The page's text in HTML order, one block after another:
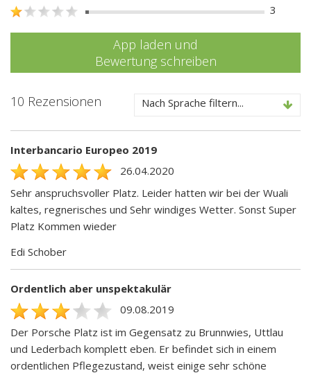
3
App laden und
Bewertung schreiben
10 Rezensionen Nach Sprache filtern...
Interbancario Europeo 2019
26.04.2020
Sehr anspruchsvoller Platz. Leider hatten wir bei der Wuali
kaltes, regnerisches und Sehr windiges Wetter. Sonst Super
Platz Kommen wieder
Edi Schober
Ordentlich aber unspektakulär
09.08.2019
Der Porsche Platz ist im Gegensatz zu Brunnwies, Uttlau
und Lederbach komplett eben. Er befindet sich in einem
ordentlichen Pflegezustand, weist einige sehr schöne